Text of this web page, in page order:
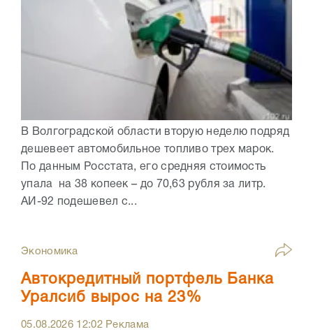
В Волгоградской области вторую неделю подряд
дешевеет автомобильное топливо трех марок.
По данным Росстата, его средняя стоимость
упала на 38 копеек – до 70,63 рубля за литр.
АИ-92 подешевел с...
Экономика
Автокредитный портфель Банка
Уралсиб вырос на 23%
05.08.2026 12:02Реклама